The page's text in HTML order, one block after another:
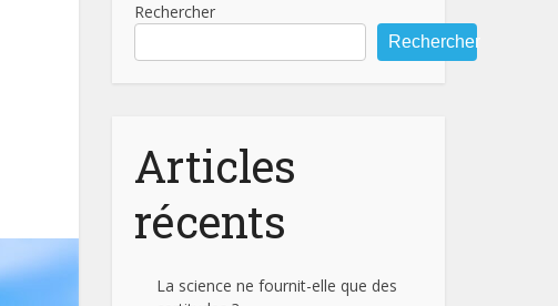
Rechercher
Rechercher
Articles
récents
La science ne fournit-elle que des